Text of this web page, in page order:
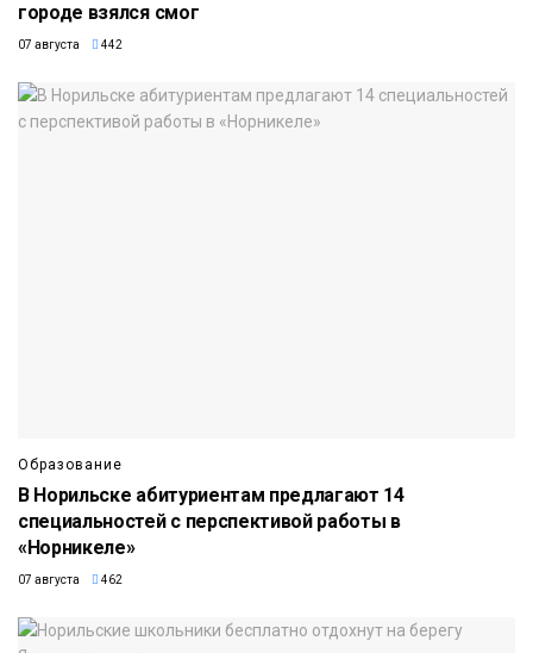
городе взялся смог
07 августа 442
Образование
В Норильске абитуриентам предлагают 14
специальностей с перспективой работы в
«Норникеле»
07 августа 462